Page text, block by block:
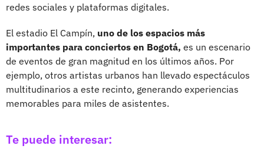
redes sociales y plataformas digitales.
El estadio El Campín, uno de los espacios más
importantes para conciertos en Bogotá, es un escenario
de eventos de gran magnitud en los últimos años. Por
ejemplo, otros artistas urbanos han llevado espectáculos
multitudinarios a este recinto, generando experiencias
memorables para miles de asistentes.
Te puede interesar: